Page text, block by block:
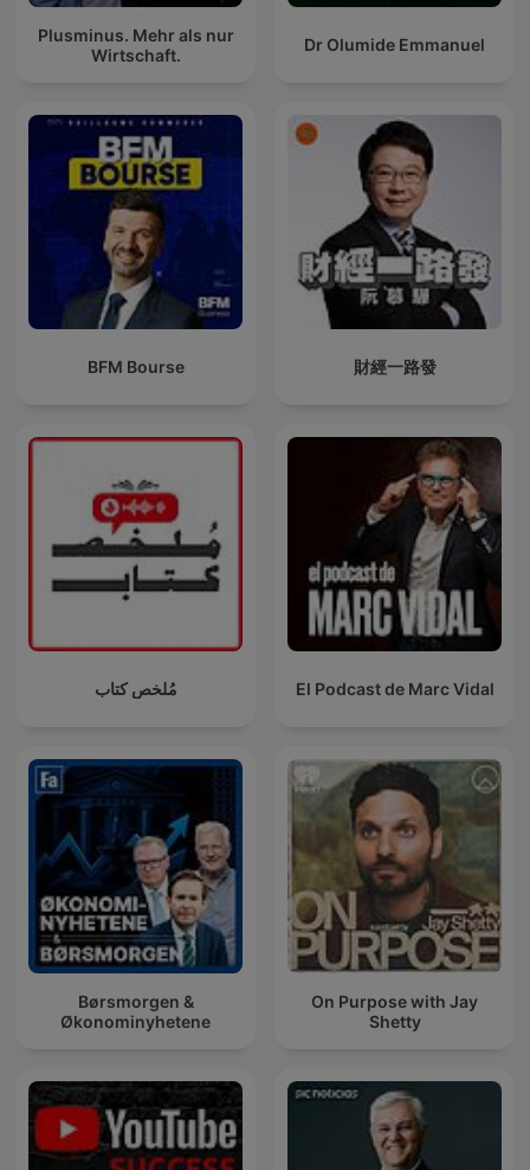
Plusminus. Mehr als nur
Wirtschaft.
Dr Olumide Emmanuel
BFM Bourse 財經一路發
مُلخص كتاب El Podcast de Marc Vidal
Børsmorgen &
Økonominyhetene
On Purpose with Jay
Shetty